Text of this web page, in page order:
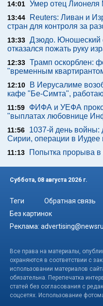
14:01 Умер отец Лионеля
13:44
Reuters: Ливан и
стран для контроля за
13:33 Дзюдо. Юношеский
отказался пожать руку
12:33 Трамп оскорблен:
"временным
12:10
В Иерусалиме
кафе "Бе-Симта",
11:59
ФИФА и УЕФА
"выплатах любовнице
11:56
1037-й день войны:
Сирии, операции в Иудее
11:13 Попытка прорыва
Суббота, 08 августа 2026 г.
Теги Обратная связь
Без картинок
Реклама:
Все права на материалы,
охраняются в соответствии с
использовании материалов
обязательна. Перепечатка
статей без согласования с
соцсетях. Использование